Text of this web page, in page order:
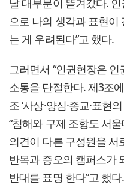
으로 나의 생각과 표현
는 게 우려된다”고 했다.
그러면서 “인권헌장은
소통을 단절한다. 제3조
조 ‘사상·양심·종교·표현
“침해와 구제 조항도 서
의견이 다른 구성원을
반목과 증오의 캠퍼스가
반대를 표명 한다”고 했다.